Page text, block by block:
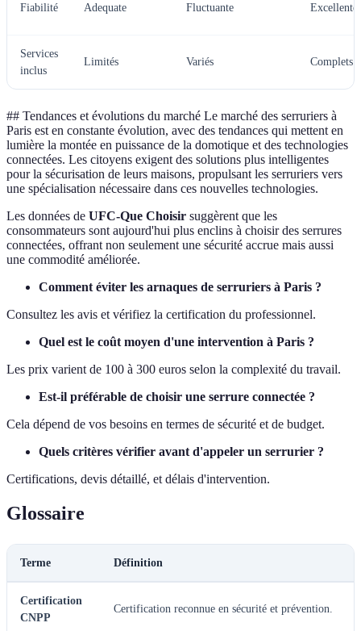
Fiabilité Adequate Fluctuante Excellente
Services
inclus
Limités Variés Complets
## Tendances et évolutions du marché Le marché des serruriers à
Paris est en constante évolution, avec des tendances qui mettent en
lumière la montée en puissance de la domotique et des technologies
connectées. Les citoyens exigent des solutions plus intelligentes
pour la sécurisation de leurs maisons, propulsant les serruriers vers
une spécialisation nécessaire dans ces nouvelles technologies.
Les données de UFC-Que Choisir suggèrent que les
consommateurs sont aujourd'hui plus enclins à choisir des serrures
connectées, offrant non seulement une sécurité accrue mais aussi
une commodité améliorée.
Comment éviter les arnaques de serruriers à Paris ?
Consultez les avis et vérifiez la certification du professionnel.
Quel est le coût moyen d'une intervention à Paris ?
Les prix varient de 100 à 300 euros selon la complexité du travail.
Est-il préférable de choisir une serrure connectée ?
Cela dépend de vos besoins en termes de sécurité et de budget.
Quels critères vérifier avant d'appeler un serrurier ?
Certifications, devis détaillé, et délais d'intervention.
Glossaire
Terme Définition
Certification
CNPP
Certification reconnue en sécurité et prévention.